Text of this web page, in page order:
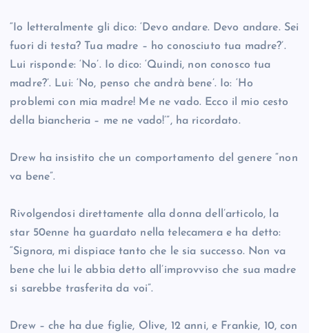
“Io letteralmente gli dico: ‘Devo andare. Devo andare. Sei
fuori di testa? Tua madre – ho conosciuto tua madre?’.
Lui risponde: ‘No’. Io dico: ‘Quindi, non conosco tua
madre?’. Lui: ‘No, penso che andrà bene’. Io: ‘Ho
problemi con mia madre! Me ne vado. Ecco il mio cesto
della biancheria – me ne vado!’”, ha ricordato.
Drew ha insistito che un comportamento del genere “non
va bene”.
Rivolgendosi direttamente alla donna dell’articolo, la
star 50enne ha guardato nella telecamera e ha detto:
“Signora, mi dispiace tanto che le sia successo. Non va
bene che lui le abbia detto all’improvviso che sua madre
si sarebbe trasferita da voi”.
Drew – che ha due figlie, Olive, 12 anni, e Frankie, 10, con